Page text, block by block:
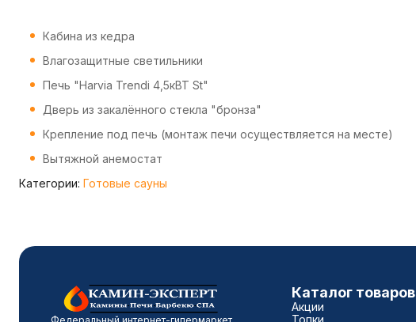
Кабина из кедра
Влагозащитные светильники
Печь "Harvia Trendi 4,5кВТ St"
Дверь из закалённого стекла "бронза"
Крепление под печь (монтаж печи осуществляется на месте)
Вытяжной анемостат
Категории: Готовые сауны
Каталог товаров
Акции
Топки